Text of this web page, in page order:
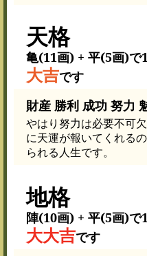
天格
亀(11画) + 平(5画)で
大吉です
財産 勝利 成功 努力
やはり努力は必要不可
に天運が報いてくれる
られる人生です。
地格
陣(10画) + 平(5画)で
大大吉です